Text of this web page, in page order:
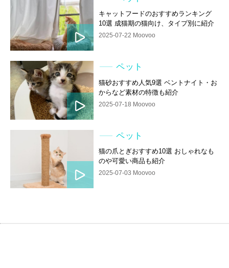
キャットフードのおすすめランキング
10選 成猫期の猫向け、タイプ別に紹介
2025-07-22 Moovoo
ペット
猫砂おすすめ人気9選 ベントナイト・お
からなど素材の特徴も紹介
2025-07-18 Moovoo
ペット
猫の爪とぎおすすめ10選 おしゃれなも
のや可愛い商品も紹介
2025-07-03 Moovoo